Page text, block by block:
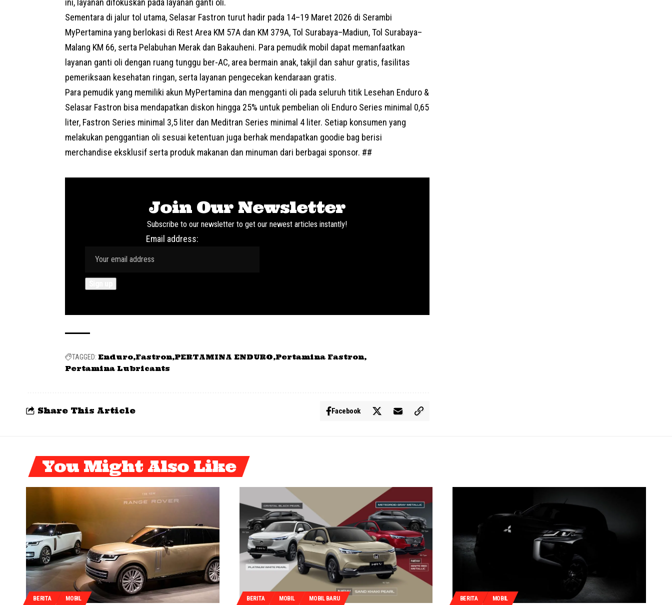
ini, layanan difokuskan pada layanan ganti oli.
Sementara di jalur tol utama, Selasar Fastron turut hadir pada 14–19 Maret 2026 di Serambi
MyPertamina yang berlokasi di Rest Area KM 57A dan KM 379A, Tol Surabaya–Madiun, Tol Surabaya–
Malang KM 66, serta Pelabuhan Merak dan Bakauheni. Para pemudik mobil dapat memanfaatkan
layanan ganti oli dengan ruang tunggu ber-AC, area bermain anak, takjil dan sahur gratis, fasilitas
pemeriksaan kesehatan ringan, serta layanan pengecekan kendaraan gratis.
Para pemudik yang memiliki akun MyPertamina dan mengganti oli pada seluruh titik Lesehan Enduro &
Selasar Fastron bisa mendapatkan diskon hingga 25% untuk pembelian oli Enduro Series minimal 0,65
liter, Fastron Series minimal 3,5 liter dan Meditran Series minimal 4 liter. Setiap konsumen yang
melakukan penggantian oli sesuai ketentuan juga berhak mendapatkan goodie bag berisi
merchandise eksklusif serta produk makanan dan minuman dari berbagai sponsor. ##
Join Our Newsletter
Subscribe to our newsletter to get our newest articles instantly!
Email address:
TAGGED: Enduro Fastron PERTAMINA ENDURO Pertamina Fastron
Pertamina Lubricants
Share This Article Facebook
You Might Also Like
BERITA MOBIL BERITA MOBIL MOBIL BARU BERITA MOBIL